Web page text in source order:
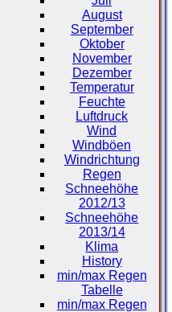
August
September
Oktober
November
Dezember
Temperatur
Feuchte
Luftdruck
Wind
Windböen
Windrichtung
Regen
Schneehöhe
2012/13
Schneehöhe
2013/14
Klima
History
min/max Regen
Tabelle
min/max Regen